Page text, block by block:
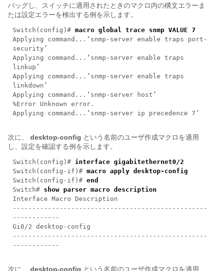
バッグし、スイッチに適用されたときのマクロ内の構文エラーま
たは設定エラーを検出する例を示します。
Switch(config)# macro global trace snmp VALUE 7
Applying command...‘snmp-server enable traps port-
security’
Applying command...‘snmp-server enable traps
linkup’
Applying command...‘snmp-server enable traps
linkdown’
Applying command...‘snmp-server host’
%Error Unknown error.
Applying command...‘snmp-server ip precedence 7’
次に、 desktop-config という名前のユーザ作成マクロを適用
し、設定を確認する例を示します。
Switch(config)# interface gigabitethernet0/2
Switch(config-if)# macro apply desktop-config
Switch(config-if)# end
Switch# show parser macro description
Interface Macro Description
--------------------------------------------------
------------
Gi0/2 desktop-config
--------------------------------------------------
------------
次に、 desktop-config という名前のユーザ作成マクロを適用